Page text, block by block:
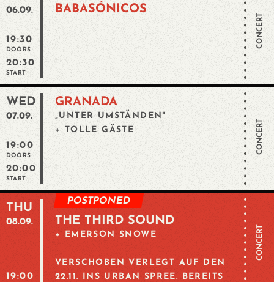
06.09.
19:30
DOORS
20:30
START
BABASÓNICOS
CONCERT
WED
07.09.
19:00
DOORS
20:00
START
GRANADA
„UNTER UMSTÄNDEN"
+ TOLLE GÄSTE
CONCERT
THU
08.09.
19:00
POSTPONED
THE THIRD SOUND
+ EMERSON SNOWE
VERSCHOBEN VERLEGT AUF DEN
22.11. INS URBAN SPREE. BEREITS
CONCERT